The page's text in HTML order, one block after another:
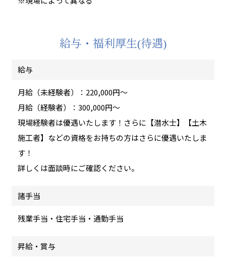
給与・福利厚生(待遇)
給与
月給（未経験者）：220,000円～
月給（経験者）：300,000円～
現場経験者は優遇いたします！さらに【潜水士】【土木
施工者】などの資格をお持ちの方はさらに優遇いたしま
す！
詳しくは面談時にご確認ください。
諸手当
残業手当・住宅手当・通勤手当
昇給・賞与